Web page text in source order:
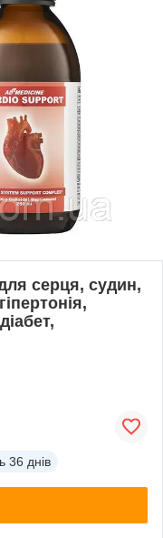
серця, судин,
36 днів